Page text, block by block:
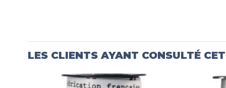
LES CLIENTS AYANT CONSULTÉ